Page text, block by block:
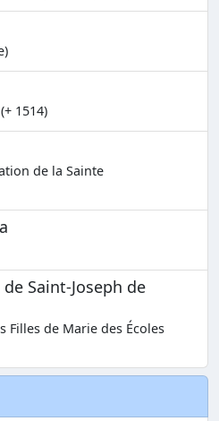
1514)
de la Sainte
Saint-Joseph de
Filles de Marie des Écoles